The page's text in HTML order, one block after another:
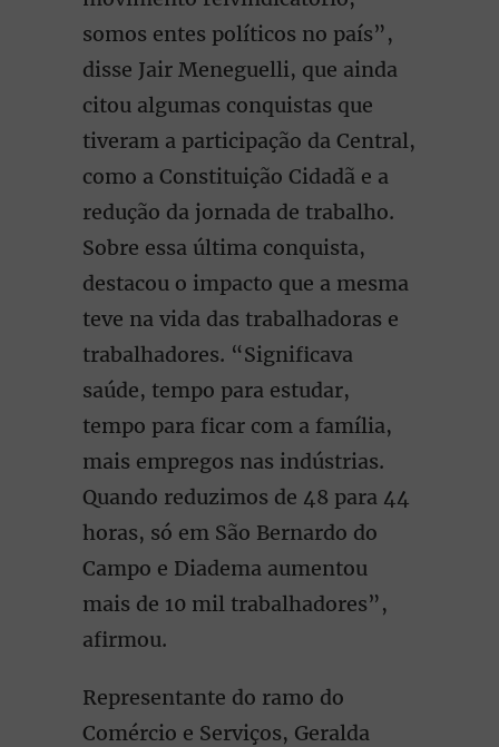
somos entes políticos no país”,
disse Jair Meneguelli, que ainda
citou algumas conquistas que
tiveram a participação da Central,
como a Constituição Cidadã e a
redução da jornada de trabalho.
Sobre essa última conquista,
destacou o impacto que a mesma
teve na vida das trabalhadoras e
trabalhadores. “Significava
saúde, tempo para estudar,
tempo para ficar com a família,
mais empregos nas indústrias.
Quando reduzimos de 48 para 44
horas, só em São Bernardo do
Campo e Diadema aumentou
mais de 10 mil trabalhadores”,
afirmou.
Representante do ramo do
Comércio e Serviços, Geralda